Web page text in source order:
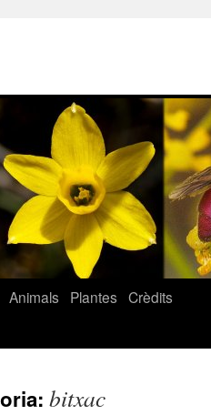
Animals Plantes Crèdits
bitxac